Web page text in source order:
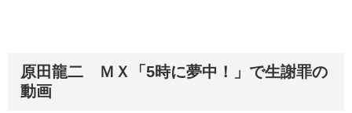
原田龍二 ＭＸ「5時に夢中！」で生謝罪の
動画